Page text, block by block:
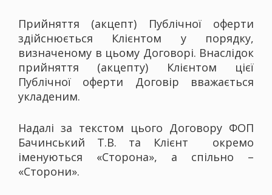
Прийняття (акцепт) Публічної оферти
здійснюється Клієнтом у порядку,
визначеному в цьому Договорі. Внаслідок
прийняття (акцепту) Клієнтом цієї
Публічної оферти Договір вважається
укладеним.
Надалі за текстом цього Договору ФОП
Бачинський Т.В. та Клієнт окремо
іменуються «Сторона», а спільно –
«Сторони».